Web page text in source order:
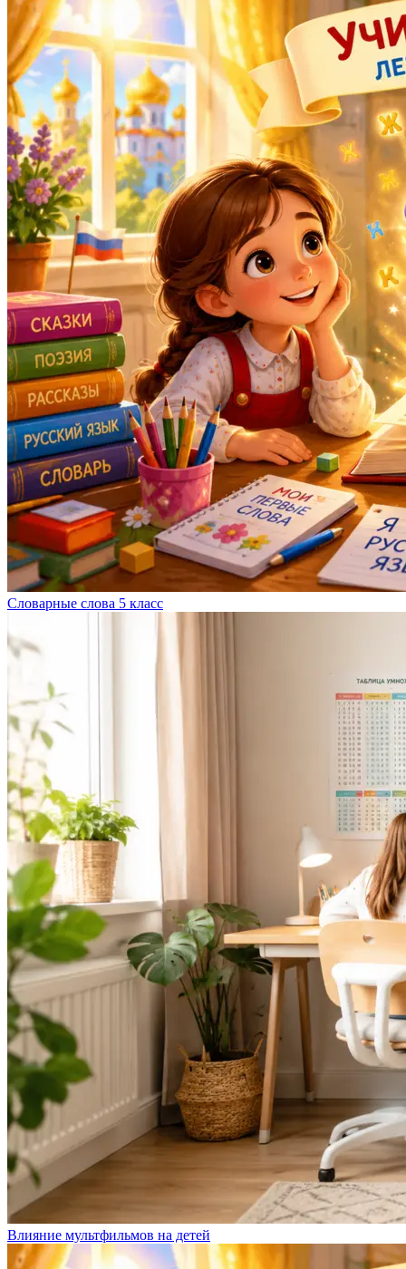
Словарные слова 5 класс
Влияние мультфильмов на детей